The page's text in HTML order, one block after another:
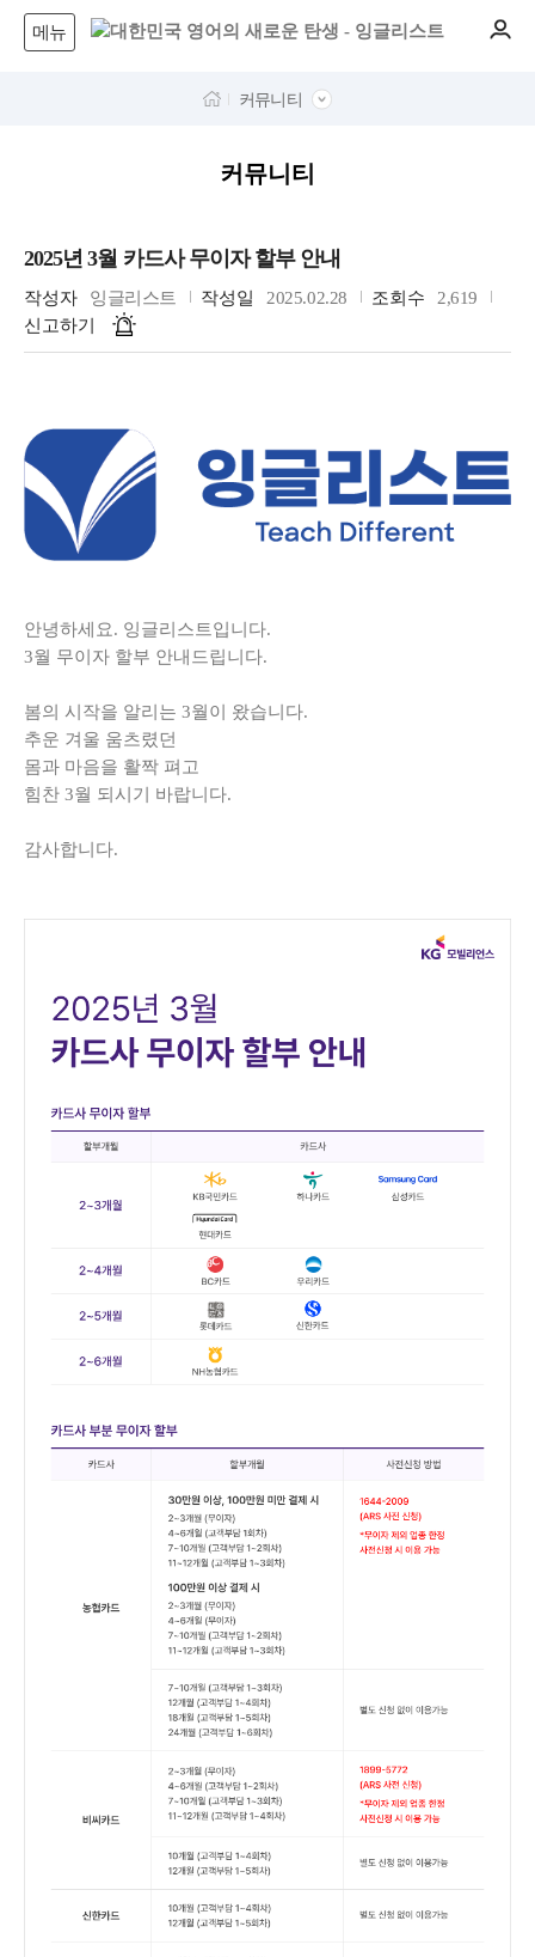
메뉴
커뮤니티
커뮤니티
2025년 3월 카드사 무이자 할부 안내
작성자 잉글리스트 작성일 2025.02.28 조회수
2,619
신고하기
안녕하세요. 잉글리스트입니다.
3월 무이자 할부 안내드립니다.
봄의 시작을 알리는 3월이 왔습니다.
추운 겨울 움츠렸던
몸과 마음을 활짝 펴고
힘찬 3월 되시기 바랍니다.
감사합니다.